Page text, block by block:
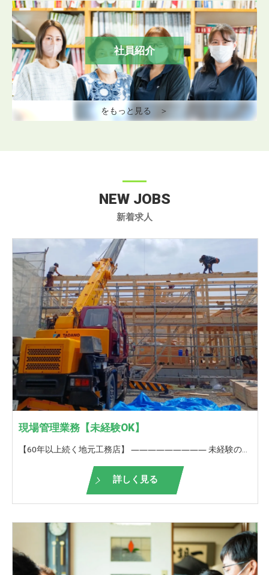
社員紹介
をもっと見る ＞
新着求人
NEW JOBS
現場管理業務【未経験OK】
詳しく見る